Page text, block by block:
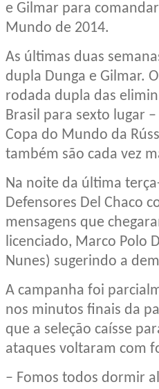
e Gilmar para
Mundo de 2014.
As últimas duas
dupla Dunga e Gilmar.
rodada dupla das
Brasil para sexto lugar
Copa do Mundo da
também são cada vez
Na noite da última
Defensores Del Chaco
mensagens que
licenciado, Marco Polo
Nunes) sugerindo a
A campanha foi
nos minutos finais da
que a seleção caísse
ataques voltaram com
– Fomos todos dormir